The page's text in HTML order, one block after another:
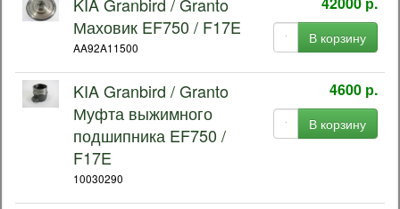
Маховик EF750 / F17E
AA92A11500
В корзину
KIA Granbird / Granto
Муфта выжимного
подшипника EF750 /
F17E
10030290
4600 р.
В корзину